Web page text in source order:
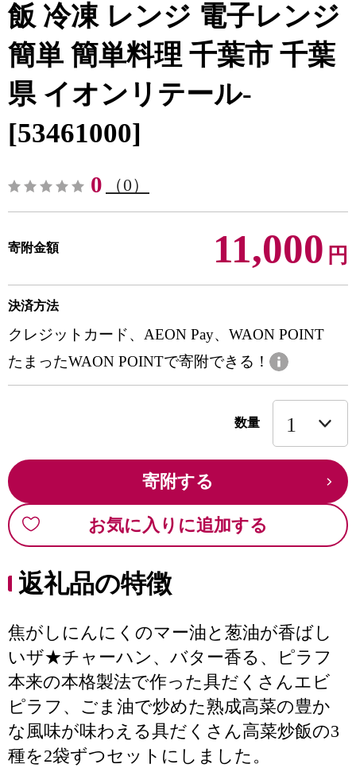
飯 冷凍 レンジ 電子レンジ
簡単 簡単料理 千葉市 千葉
県 イオンリテール-
[53461000]
0 （0）
寄附金額 11,000 円
決済方法
クレジットカード、AEON Pay、WAON POINT
たまったWAON POINTで寄附できる！
数量
寄附する
お気に入りに追加する
返礼品の特徴
焦がしにんにくのマー油と葱油が香ばし
いザ★チャーハン、バター香る、ピラフ
本来の本格製法で作った具だくさんエビ
ピラフ、ごま油で炒めた熟成高菜の豊か
な風味が味わえる具だくさん高菜炒飯の3
種を2袋ずつセットにしました。